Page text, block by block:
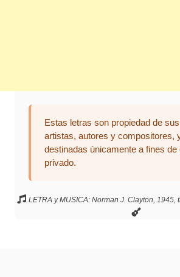
Estas letras son propiedad de
artistas, autores y compositores,
destinadas únicamente a fines de
privado.
LETRA y MUSICA: Norman J. Clayton, 1945,